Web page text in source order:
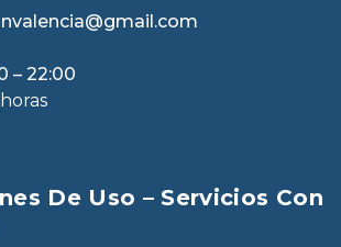
– 22:00
De Uso – Servicios Con